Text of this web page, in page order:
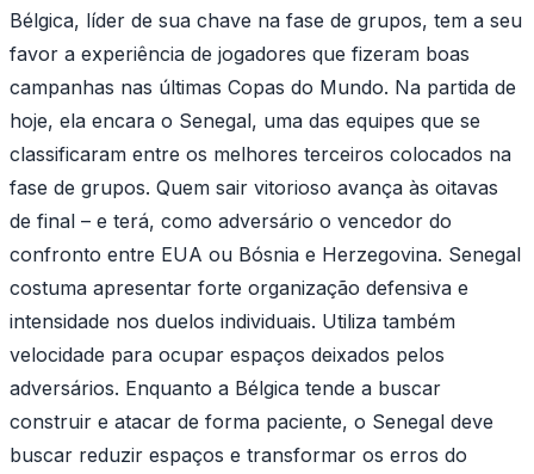
Bélgica, líder de sua chave na fase de grupos, tem a seu
favor a experiência de jogadores que fizeram boas
campanhas nas últimas Copas do Mundo. Na partida de
hoje, ela encara o Senegal, uma das equipes que se
classificaram entre os melhores terceiros colocados na
fase de grupos. Quem sair vitorioso avança às oitavas
de final – e terá, como adversário o vencedor do
confronto entre EUA ou Bósnia e Herzegovina. Senegal
costuma apresentar forte organização defensiva e
intensidade nos duelos individuais. Utiliza também
velocidade para ocupar espaços deixados pelos
adversários. Enquanto a Bélgica tende a buscar
construir e atacar de forma paciente, o Senegal deve
buscar reduzir espaços e transformar os erros do